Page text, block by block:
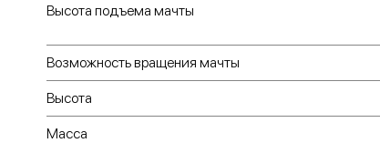
электрощитком для включения
проводным ПДУ, работающим на
Высота подъема мачты
Возможность вращения мачты
Высота
Масса